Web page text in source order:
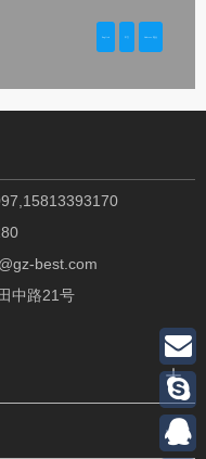
best.com
中路21号